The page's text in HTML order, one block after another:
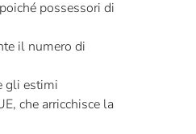
possessori di
il numero di
gli estimi
che arricchisce la